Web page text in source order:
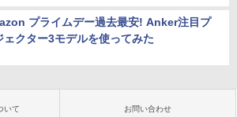
プライムデー過去最安! Anker注目プ
ェクター3モデルを使ってみた
いて お問い合わせ